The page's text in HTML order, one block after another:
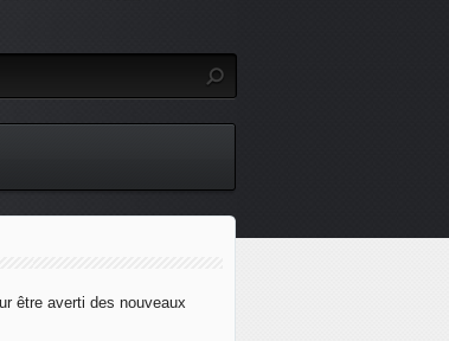
être averti des nouveaux